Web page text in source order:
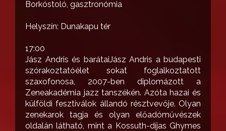
Borkóstoló, gasztronómia
Helyszín: Dunakapu tér
17:00
Jász Andris és barátaiJász Andris a budapesti
szórakoztatóélet sokat foglalkoztatott
szaxofonosa, 2007-ben diplomázott a
Zeneakadémia jazz tanszékén. Azóta hazai és
külföldi fesztiválok állandó résztvevője. Olyan
zenekarok tagja és olyan előadóművészek
oldalán látható, mint a Kossuth-díjas Ghymes